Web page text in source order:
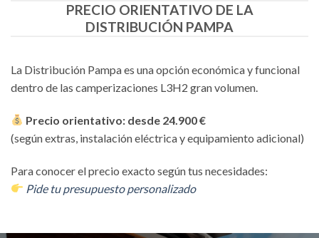
PRECIO ORIENTATIVO DE LA
DISTRIBUCIÓN PAMPA
La Distribución Pampa es una opción económica y funcional
dentro de las camperizaciones L3H2 gran volumen.
Precio orientativo: desde 24.900 €
(según extras, instalación eléctrica y equipamiento adicional)
Para conocer el precio exacto según tus necesidades:
Pide tu presupuesto personalizado